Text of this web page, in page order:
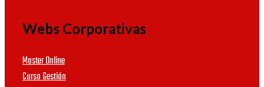
Webs Corporativas
Master Online
Curso Gestión